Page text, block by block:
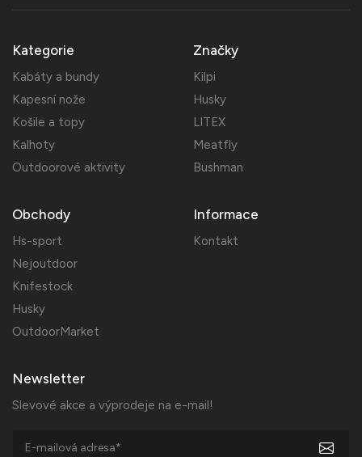
Kategorie
Kabáty a bundy
Kapesní nože
Košile a topy
Kalhoty
Outdoorové aktivity
Značky
Kilpi
Husky
LITEX
Meatfly
Bushman
Obchody
Hs-sport
Nejoutdoor
Knifestock
Husky
OutdoorMarket
Informace
Kontakt
Newsletter
Slevové akce a výprodeje na e-mail!